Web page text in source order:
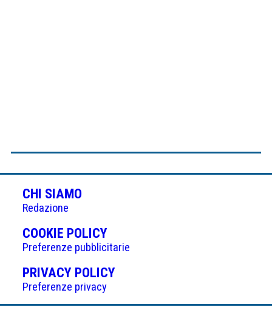
CHI SIAMO
Redazione
COOKIE POLICY(APRE
IN
UNA
NUOVA
Preferenze pubblicitarie
PRIVACY POLICY(APRE
UNA
Preferenze privacy